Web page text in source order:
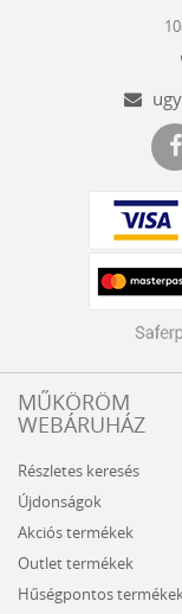
MŰKÖRÖM
WEBÁRUHÁZ
Részletes keresés
Újdonságok
Akciós termékek
Outlet termékek
Hűségpontos